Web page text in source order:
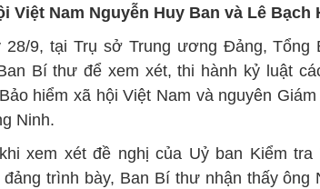
Việt Nam Nguyễn Huy Ban và Lê Bạch
28/9, tại Trụ sở Trung ương Đảng, Tổng
Bí thư để xem xét, thi hành kỷ luật
hiểm xã hội Việt Nam và nguyên
Ninh.
xem xét đề nghị của Uỷ ban Kiểm
trình bày, Ban Bí thư nhận thấy ông